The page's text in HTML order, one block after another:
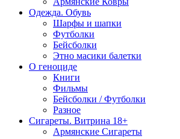
Одежда. Обувь
Шарфы и шапки
Футболки
Бейсболки
Этно масики балетки
О геноциде
Книги
Фильмы
Бейсболки / Футболки
Разное
Сигареты. Витрина 18+
Армянские Сигареты